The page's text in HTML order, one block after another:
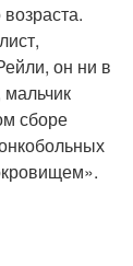
он ни в
сборе